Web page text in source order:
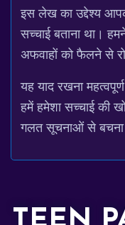
इस लेख का उद्देश्य
सच्चाई बताना था।
अफवाहों को फैलने से
यह याद रखना
हमें हमेशा सच्चाई की
गलत सूचनाओं से बचना